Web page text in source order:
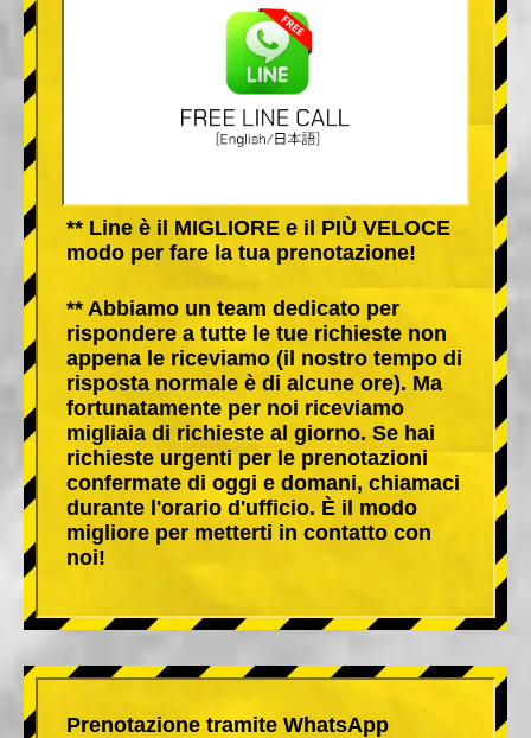
** Line è il MIGLIORE e il PIÙ VELOCE
modo per fare la tua prenotazione!
** Abbiamo un team dedicato per
rispondere a tutte le tue richieste non
appena le riceviamo (il nostro tempo di
risposta normale è di alcune ore). Ma
fortunatamente per noi riceviamo
migliaia di richieste al giorno. Se hai
richieste urgenti per le prenotazioni
confermate di oggi e domani, chiamaci
durante l'orario d'ufficio. È il modo
migliore per metterti in contatto con
noi!
Prenotazione tramite WhatsApp